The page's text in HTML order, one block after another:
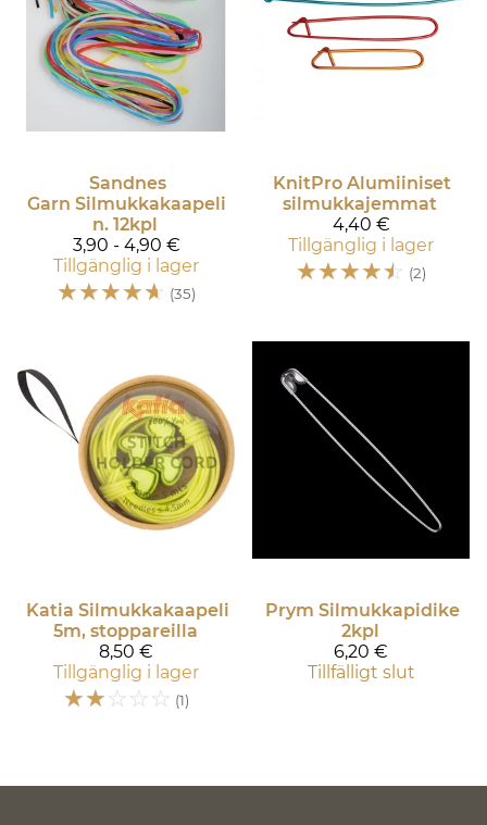
Sandnes
Garn Silmukkakaapeli
n. 12kpl
3,90 - 4,90 €
Tillgänglig i lager
☆☆☆☆☆ (35)
KnitPro Alumiiniset
silmukkajemmat
4,40 €
Tillgänglig i lager
☆☆☆☆☆ (2)
Katia Silmukkakaapeli
5m, stoppareilla
8,50 €
Tillgänglig i lager
☆☆☆ ☆ ☆ (1)
Prym Silmukkapidike
2kpl
6,20 €
Tillfälligt slut